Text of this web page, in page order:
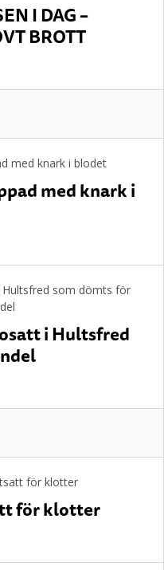
I DAG –
BROTT
med knark i
i Hultsfred
för klotter